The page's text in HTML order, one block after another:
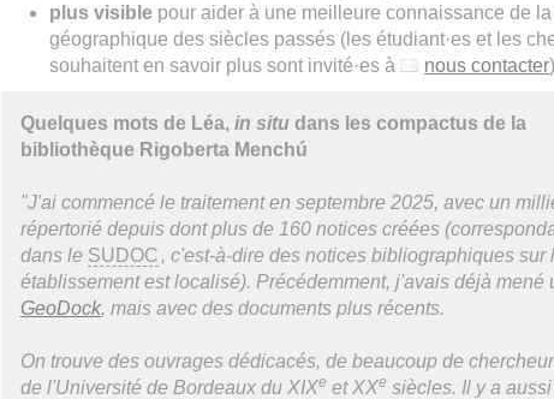
plus visiblepour aider à une meilleure connaissance de
géographique des siècles passés (les étudiant·es et les
souhaitent en savoir plus sont invité·es à
nous contacter
Quelques mots de Léa, in situdans les compactus de la
bibliothèque Rigoberta Menchú
"J'ai commencé le traitement en septembre 2025, avec un
répertorié depuis dont plus de 160 notices créées
dans le SUDOC , c'est-à-dire des notices bibliographiques sur
établissement est localisé). Précédemment, j'avais déjà mené
GeoDock, mais avec des documents plus récents.
On trouve des ouvrages dédicacés, de beaucoup de
de l'Université de Bordeaux du XIXe et XXe siècles. Il y a